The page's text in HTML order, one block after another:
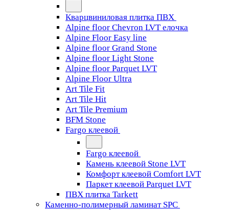
Кварцвиниловая плитка ПВХ
Alpine floor Chevron LVT елочка
Alpine Floor Easy line
Alpine floor Grand Stone
Alpine floor Light Stone
Alpine floor Parquet LVT
Alpine Floor Ultra
Art Tile Fit
Art Tile Hit
Art Tile Premium
BFM Stone
Fargo клеевой
Fargo клеевой
Камень клеевой Stone LVT
Комфорт клеевой Comfort LVT
Паркет клеевой Parquet LVT
ПВХ плитка Tarkett
Каменно-полимерный ламинат SPC